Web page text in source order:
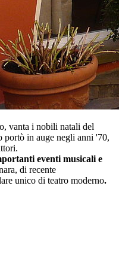
vanta i nobili natali del
portò in auge negli anni '70,
eventi musicali e
di recente
unico di teatro moderno.